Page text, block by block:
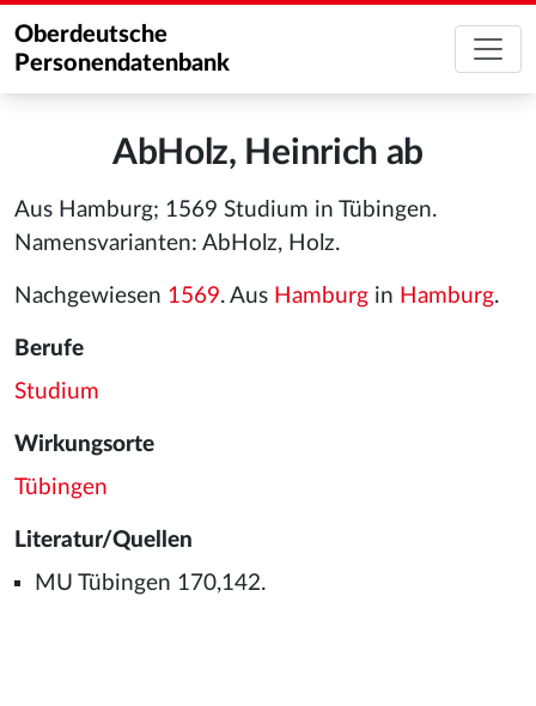
Oberdeutsche
Personendatenbank
AbHolz, Heinrich ab
Aus Hamburg; 1569 Studium in Tübingen.
Namensvarianten: AbHolz, Holz.
Nachgewiesen 1569. Aus Hamburg in Hamburg.
Berufe
Studium
Wirkungsorte
Tübingen
Literatur/Quellen
MU Tübingen 170,142.